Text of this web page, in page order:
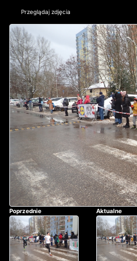
Przeglądaj zdjęcia
Poprzednie Aktualne